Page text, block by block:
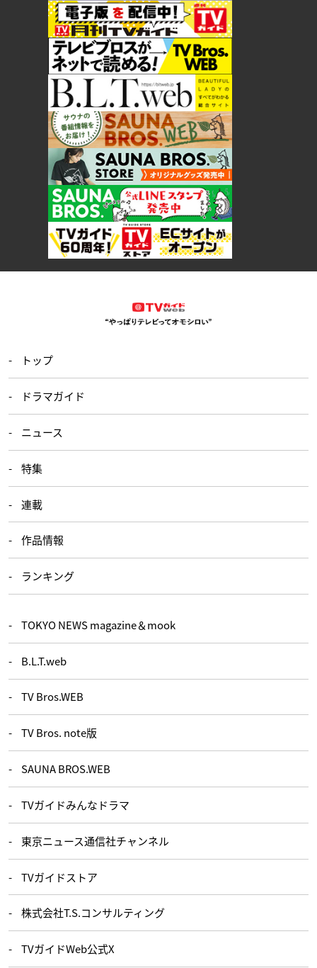
トップ
ドラマガイド
ニュース
特集
連載
作品情報
ランキング
TOKYO NEWS magazine＆mook
B.L.T.web
TV Bros.WEB
TV Bros. note版
SAUNA BROS.WEB
TVガイドみんなドラマ
東京ニュース通信社チャンネル
TVガイドストア
株式会社T.S.コンサルティング
TVガイドWeb公式X